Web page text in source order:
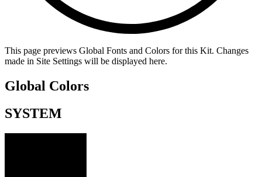
This page previews Global Fonts and Colors for this Kit. Changes
made in Site Settings will be displayed here.
Global Colors
SYSTEM